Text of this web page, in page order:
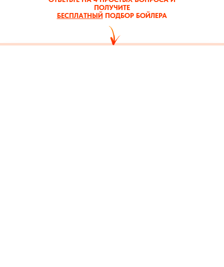
ПОЛУЧИТЕ
БЕСПЛАТНЫЙ ПОДБОР БОЙЛЕРА